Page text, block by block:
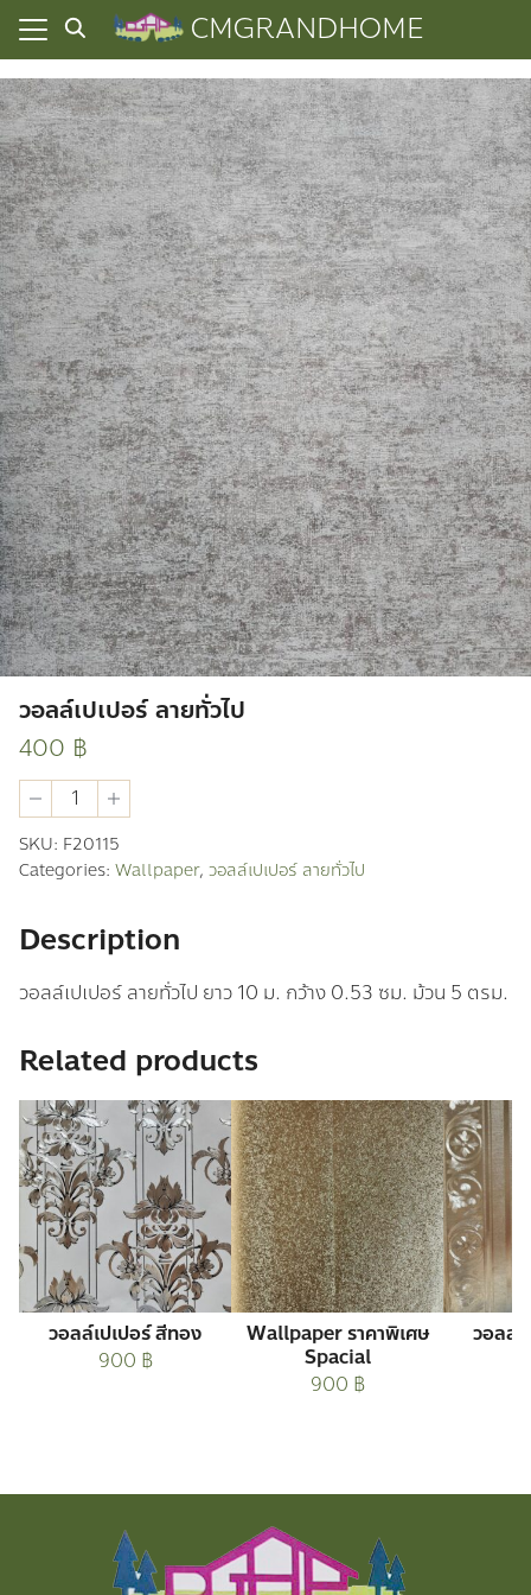
Skip
content
CMGRANDHOME
ความเป็นส่วนตัว
งหมด
ที่ผ่านมา
รา
วอลล์เปเปอร์ ลายทั่วไป
400 ฿
วอ
ลล์
เปเปอร์
ลาย
ทั่วไป
SKU: F20115
Categories: Wallpaper, วอลล์เปเปอร์ ลายทั่วไป
Description
วอลล์เปเปอร์ ลายทั่วไป ยาว 10 ม. กว้าง 0.53 ซม. ม้วน 5 ตรม.
Related products
วอลล์เปเปอร์ สีทอง
900 ฿
Wallpaper ราคาพิเศษ
Spacial
900 ฿
วอลล์